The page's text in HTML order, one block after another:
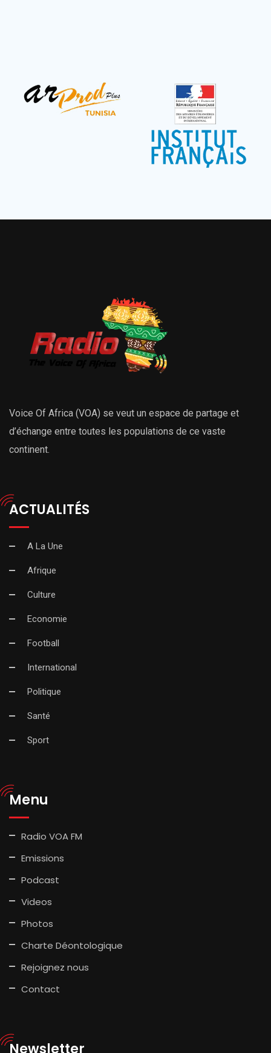
Voice Of Africa (VOA) se veut un espace de partage et
d’échange entre toutes les populations de ce vaste
continent.
ACTUALITÉS
A La Une
Afrique
Culture
Economie
Football
International
Politique
Santé
Sport
Menu
Radio VOA FM
Emissions
Podcast
Videos
Photos
Charte Déontologique
Rejoignez nous
Contact
Newsletter